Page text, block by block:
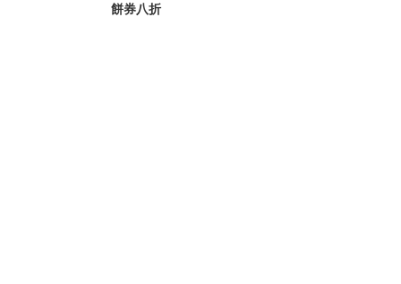
餅券八折